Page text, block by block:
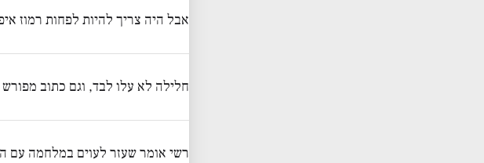
אבל היה צריך להיות לפחות רמוז
חלילה לא עלו לבד, וגם כתוב
רשי אומר שעזר לעוים במלחמה עם